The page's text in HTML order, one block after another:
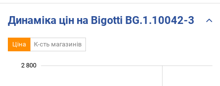
Динаміка цін на Bigotti BG.1.10042-3
Ціна К-сть магазинів
2 800